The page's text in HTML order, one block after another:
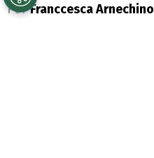
Por Franccesca Arnechino